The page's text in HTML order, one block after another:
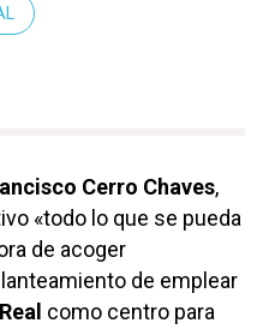
Cerro Chaves,
«todo lo que se pueda
de acoger
de emplear
como centro para